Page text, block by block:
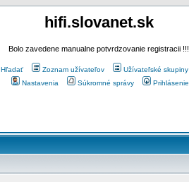
hifi.slovanet.sk
Bolo zavedene manualne potvrdzovanie registracii !!!
Hľadať Zoznam užívateľov Užívateľské skupiny
Nastavenia
Súkromné správy Prihlásenie